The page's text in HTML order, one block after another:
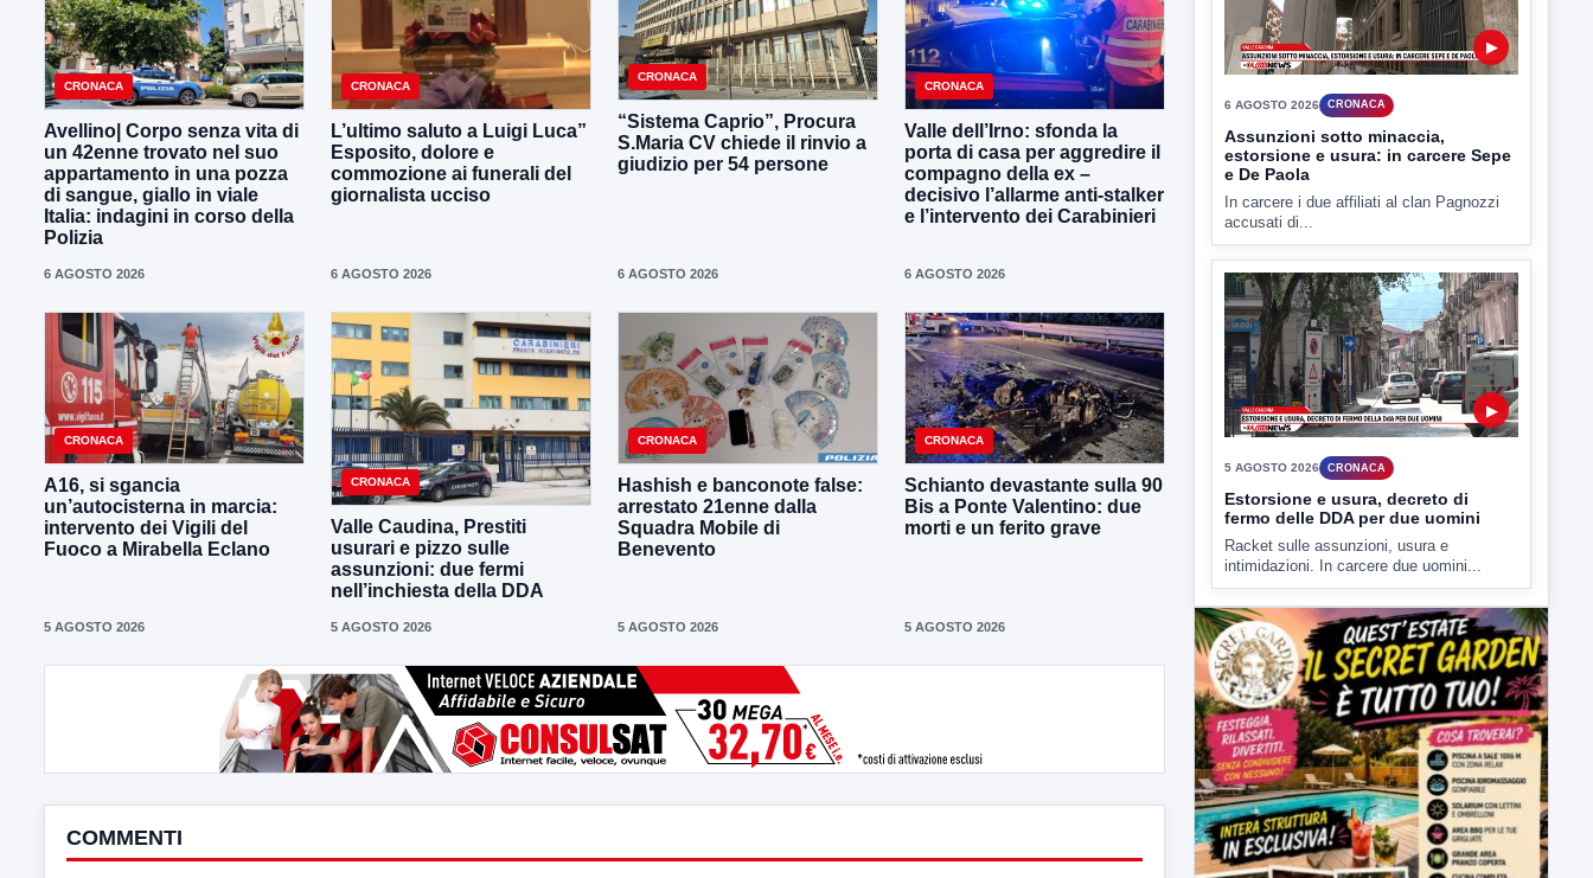
CRONACA
Avellino| Corpo senza vita di
un 42enne trovato nel suo
appartamento in una pozza
di sangue, giallo in viale
Italia: indagini in corso della
Polizia
6 AGOSTO 2026
CRONACA
L’ultimo saluto a Luigi Luca”
Esposito, dolore e
commozione ai funerali del
giornalista ucciso
6 AGOSTO 2026
CRONACA
“Sistema Caprio”, Procura
S.Maria CV chiede il rinvio a
giudizio per 54 persone
6 AGOSTO 2026
CRONACA
Valle dell’Irno: sfonda la
porta di casa per aggredire il
compagno della ex –
decisivo l’allarme anti-stalker
e l’intervento dei Carabinieri
6 AGOSTO 2026
CRONACA
A16, si sgancia
un’autocisterna in marcia:
intervento dei Vigili del
Fuoco a Mirabella Eclano
5 AGOSTO 2026
CRONACA
Valle Caudina, Prestiti
usurari e pizzo sulle
assunzioni: due fermi
nell’inchiesta della DDA
5 AGOSTO 2026
CRONACA
Hashish e banconote false:
arrestato 21enne dalla
Squadra Mobile di
Benevento
5 AGOSTO 2026
CRONACA
Schianto devastante sulla 90
Bis a Ponte Valentino: due
morti e un ferito grave
5 AGOSTO 2026
COMMENTI
6 AGOSTO 2026 CRONACA
Assunzioni sotto minaccia,
estorsione e usura: in carcere Sepe
In carcere i due affiliati al clan Pagnozzi
accusati di...
▶
5 AGOSTO 2026 CRONACA
Estorsione e usura, decreto di
fermo delle DDA per due uomini
Racket sulle assunzioni, usura e
intimidazioni. In carcere due uomini...